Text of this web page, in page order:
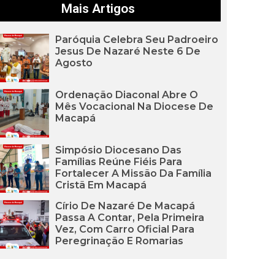
Mais Artigos
Paróquia Celebra Seu Padroeiro
Jesus De Nazaré Neste 6 De
Agosto
Ordenação Diaconal Abre O
Mês Vocacional Na Diocese De
Macapá
Simpósio Diocesano Das
Famílias Reúne Fiéis Para
Fortalecer A Missão Da Família
Cristã Em Macapá
Círio De Nazaré De Macapá
Passa A Contar, Pela Primeira
Vez, Com Carro Oficial Para
Peregrinação E Romarias